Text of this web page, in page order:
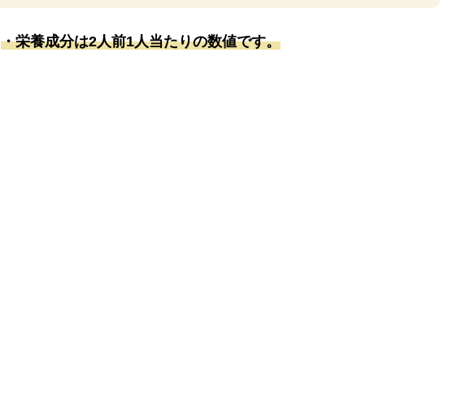
・栄養成分は2人前1人当たりの数値です。